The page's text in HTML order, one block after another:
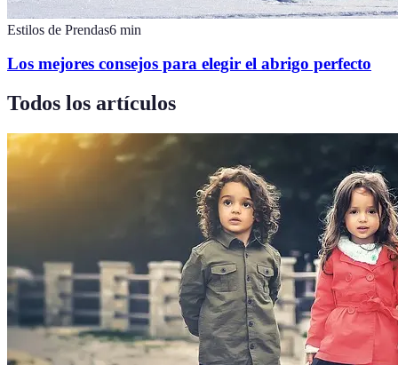
Estilos de Prendas6 min
Los mejores consejos para elegir el abrigo perfecto
Todos los artículos